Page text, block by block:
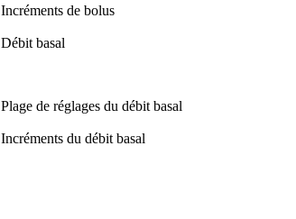
Incréments de bolus
Débit basal
Plage de réglages du débit basal
Incréments du débit basal